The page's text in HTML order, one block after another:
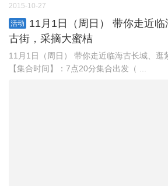
2015-10-27
活动
11月1日（周日） 带你走近
古街，采摘大蜜桔
11月1日（周日） 带你走近临海古长城、逛
【集合时间】：7点20分集合出发（ ...